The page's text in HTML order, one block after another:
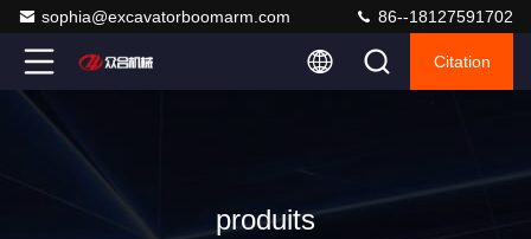
sophia@excavatorboomarm.com 86--18127591702
Citation
produits